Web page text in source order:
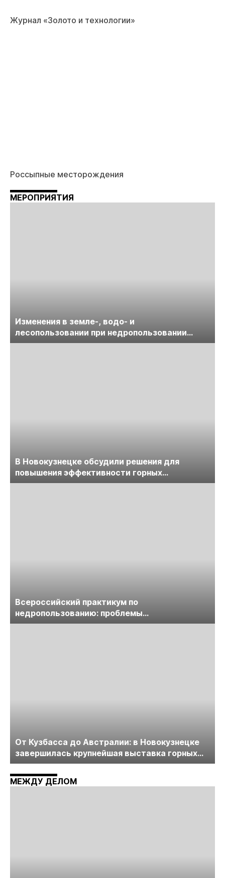
Журнал «Золото и технологии»
Россыпные месторождения
МЕРОПРИЯТИЯ
Изменения в земле-, водо- и
лесопользовании при недропользовании
обсудят на семинаре «ПравоТЭК»
В Новокузнецке обсудили решения для
повышения эффективности горных
предприятий
Всероссийский практикум по
недропользованию: проблемы
лицензирования, цифровизации, экспертизы
От Кузбасса до Австралии: в Новокузнецке
завершилась крупнейшая выставка горных
технологий «Недра России. Уголь России и
Майнинг»
МЕЖДУ ДЕЛОМ